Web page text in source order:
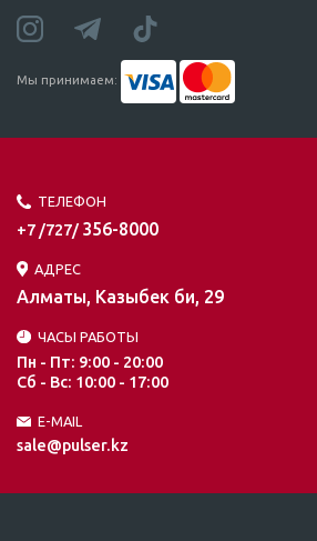
Мы принимаем:
ТЕЛЕФОН
+7 /727/ 356-8000
АДРЕС
Алматы, Казыбек би, 29
ЧАСЫ РАБОТЫ
Пн - Пт: 9:00 - 20:00
Сб - Вс: 10:00 - 17:00
E-MAIL
sale@pulser.kz